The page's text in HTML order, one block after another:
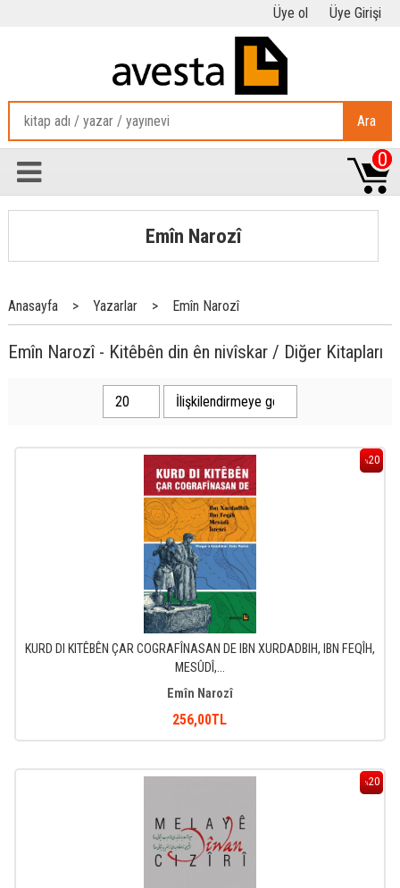
Üye ol Üye Girişi
Ara
0
Emîn Narozî
Anasayfa > Yazarlar > Emîn Narozî
Emîn Narozî - Kitêbên din ên nivîskar / Diğer Kitapları
%20
KURD DI KITÊBÊN ÇAR COGRAFÎNASAN DE IBN XURDADBIH, IBN FEQÎH,
MESÛDÎ,...
Emîn Narozî
256,00TL
%20